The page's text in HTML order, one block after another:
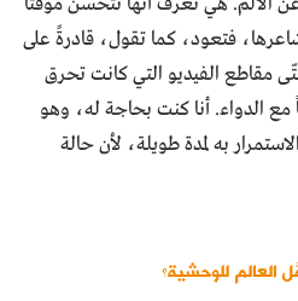
فتعود، كما تقول، قادرةً على
مقاطع الفيديو التي كانت تحرق
مع الدواء. أنا كنت بحاجة له، وهو
به لمدة طويلة، لأن حالة
العالم للوحشية؟